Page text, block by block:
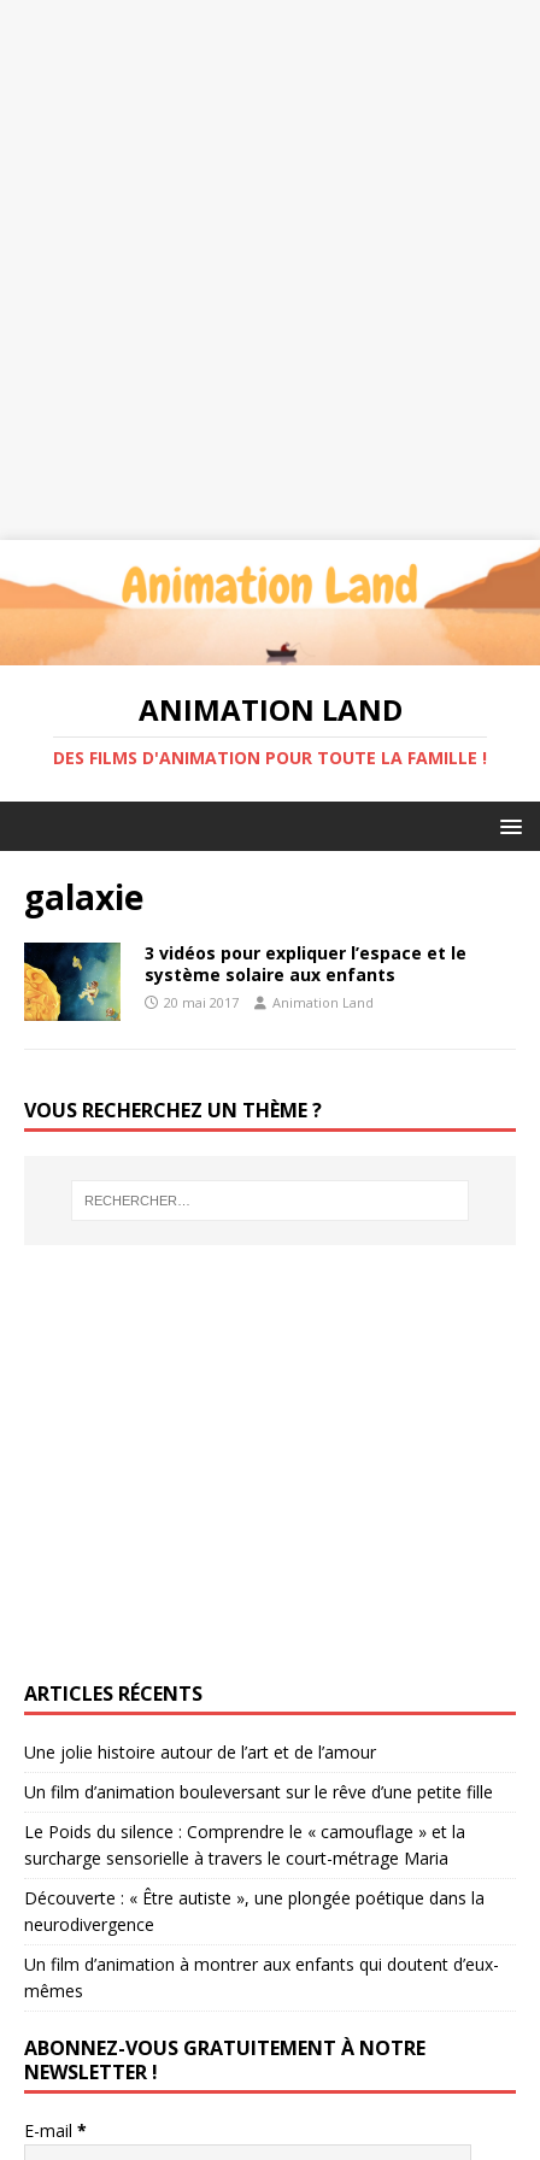
ANIMATION LAND
DES FILMS D'ANIMATION POUR TOUTE LA FAMILLE !
galaxie
3 vidéos pour expliquer l’espace et le
système solaire aux enfants
20 mai 2017 Animation Land
VOUS RECHERCHEZ UN THÈME ?
ARTICLES RÉCENTS
Une jolie histoire autour de l’art et de l’amour
Un film d’animation bouleversant sur le rêve d’une petite fille
Le Poids du silence : Comprendre le « camouflage » et la
surcharge sensorielle à travers le court-métrage Maria
Découverte : « Être autiste », une plongée poétique dans la
neurodivergence
Un film d’animation à montrer aux enfants qui doutent d’eux-
mêmes
ABONNEZ-VOUS GRATUITEMENT À NOTRE
NEWSLETTER !
E-mail *